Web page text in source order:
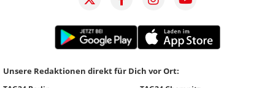
Unsere Redaktionen direkt für Dich vor Ort: